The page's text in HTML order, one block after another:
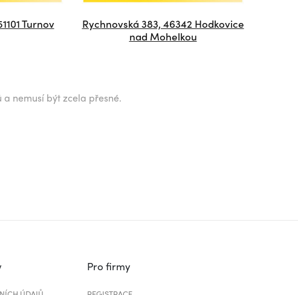
Turnov
Rychnovská 383, 46342 Hodkovice
nad Mohelkou
nemusí být zcela přesné.
Pro firmy